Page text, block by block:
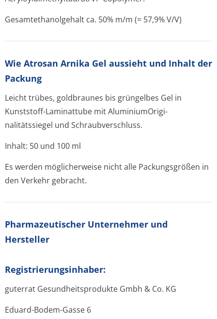
Gesamtethanolgehalt ca. 50% m/m (= 57,9% V/V)
Wie Atrosan Arnika Gel aussieht und Inhalt der
Packung
Leicht trübes, goldbraunes bis grüngelbes Gel in
Kunststoff-Laminattube mit AluminiumOrigi­
nalitätssiegel und Schraubverschluss.
Inhalt: 50 und 100 ml
Es werden möglicherweise nicht alle Packungsgrößen in
den Verkehr gebracht.
Pharmazeutischer Unternehmer und
Hersteller
Registrierungsin­haber:
guterrat Gesundheitsprodukte Gmbh & Co. KG
Eduard-Bodem-Gasse 6